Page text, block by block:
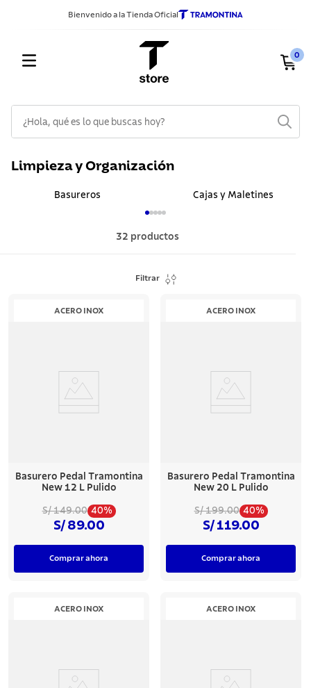
Bienvenido a la Tienda Oficial
0
Limpieza y Organización
Basureros Cajas y Maletines
32 productos
Filtrar
ACERO INOX
Basurero Pedal Tramontina
New 12 L Pulido
S/ 149.00 40%
S/ 89.00
Comprar ahora
ACERO INOX
Basurero Pedal Tramontina
New 20 L Pulido
S/ 199.00 40%
S/ 119.00
Comprar ahora
ACERO INOX ACERO INOX
1.
sarten
ollas
tetera
grano